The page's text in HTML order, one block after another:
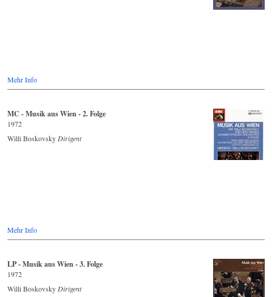
Mehr Info
MC - Musik aus Wien - 2. Folge
1972
Willi Boskovsky Dirigent
Mehr Info
LP - Musik aus Wien - 3. Folge
1972
Willi Boskovsky Dirigent